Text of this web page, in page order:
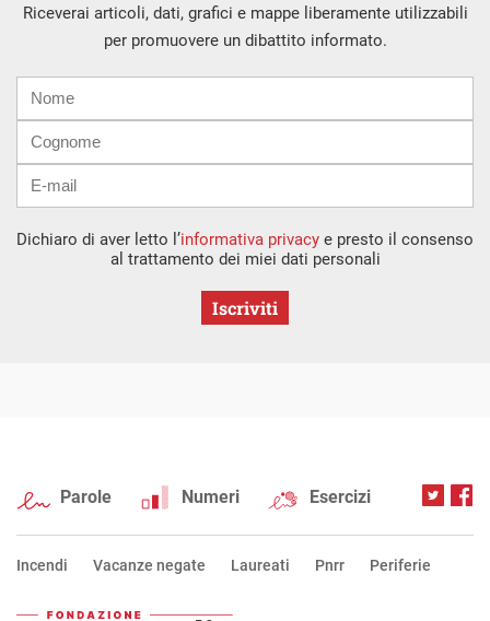
Riceverai articoli, dati, grafici e mappe liberamente utilizzabili
per promuovere un dibattito informato.
mail
Dichiaro di aver letto l’informativa privacy e presto il consenso
al trattamento dei miei dati personali
Iscriviti
Parole Numeri Esercizi
Incendi Vacanze negate Laureati Pnrr Periferie